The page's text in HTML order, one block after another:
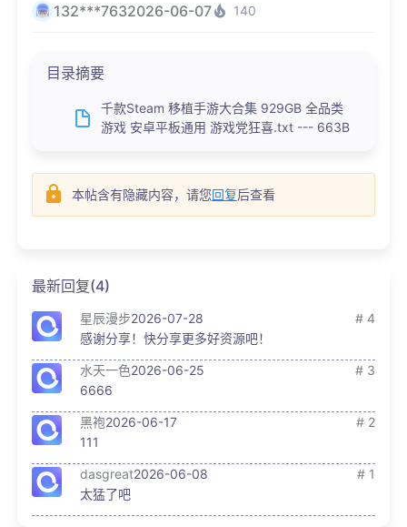
132***7632026-06-07 140
目录摘要
千款Steam 移植手游大合集 929GB 全品类
游戏 安卓平板通用 游戏党狂喜.txt --- 663B
本帖含有隐藏内容，请您回复后查看
最新回复(4)
星辰漫步2026-07-28
# 4
感谢分享！快分享更多好资源吧！
水天一色2026-06-25
# 3
6666
黑袍2026-06-17
# 2
111
dasgreat2026-06-08
# 1
太猛了吧